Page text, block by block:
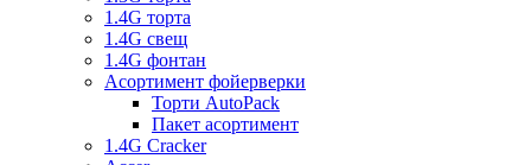
1.4G торта
1.4G свещ
1.4G фонтан
Асортимент фойерверки
Торти AutoPack
Пакет асортимент
1.4G Cracker